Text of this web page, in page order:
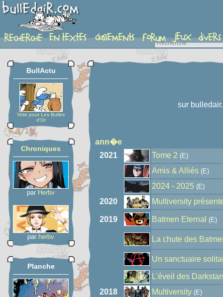
auteur
BullActu
Vote pour Les Bulles
d'Or
Chroniques
par Herbv
par herbv
Planche
sur
ann�e
2021
Tome 2 (E)
Amis & Alliés (E)
2024 - 2025 (E)
2020 Multiversity
2019 Batmen Eternal (E)
La chute des
Un sanctuaire
L'éveil des
2018
Multiversity (E)